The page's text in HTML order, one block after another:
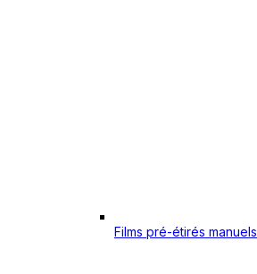
Films pré-étirés manuels